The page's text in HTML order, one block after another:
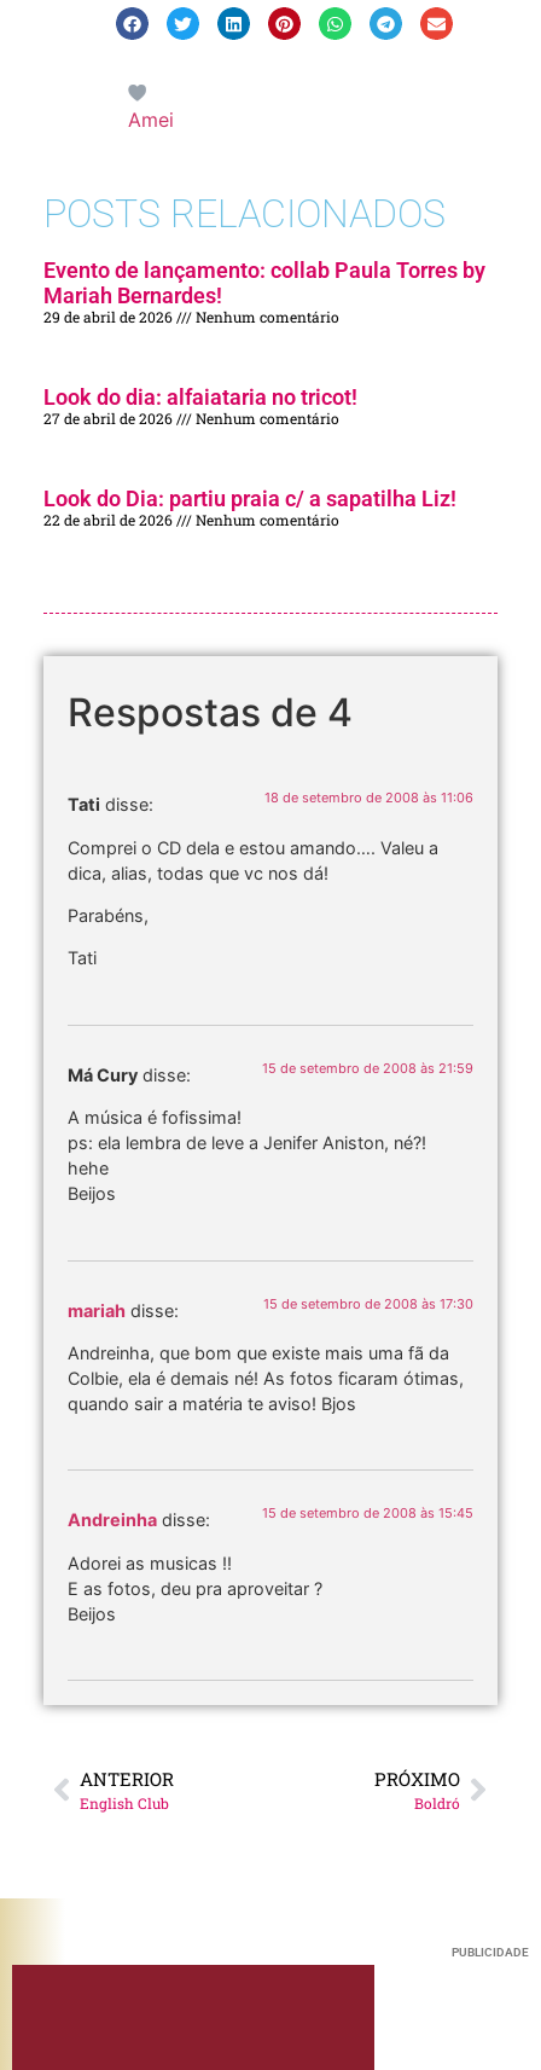
Amei
POSTS RELACIONADOS
Evento de lançamento: collab Paula Torres by
Mariah Bernardes!
29 de abril de 2026 Nenhum comentário
Look do dia: alfaiataria no tricot!
27 de abril de 2026 Nenhum comentário
Look do Dia: partiu praia c/ a sapatilha Liz!
22 de abril de 2026 Nenhum comentário
Respostas de 4
Tati disse: 18 de setembro de 2008 às 11:06
Comprei o CD dela e estou amando…. Valeu a
dica, alias, todas que vc nos dá!
Parabéns,
Tati
Má Cury disse: 15 de setembro de 2008 às 21:59
A música é fofissima!
ps: ela lembra de leve a Jenifer Aniston, né?!
hehe
Beijos
mariah disse: 15 de setembro de 2008 às 17:30
Andreinha, que bom que existe mais uma fã da
Colbie, ela é demais né! As fotos ficaram ótimas,
quando sair a matéria te aviso! Bjos
Andreinha disse: 15 de setembro de 2008 às 15:45
Adorei as musicas !!
E as fotos, deu pra aproveitar ?
Beijos
ANTERIOR
English Club
PRÓXIMO
Boldró
PUBLICIDADE